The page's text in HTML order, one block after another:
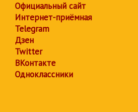
Официальный сайт
Интернет-приёмная
Telegram
Дзен
Twitter
ВКонтакте
Одноклассники